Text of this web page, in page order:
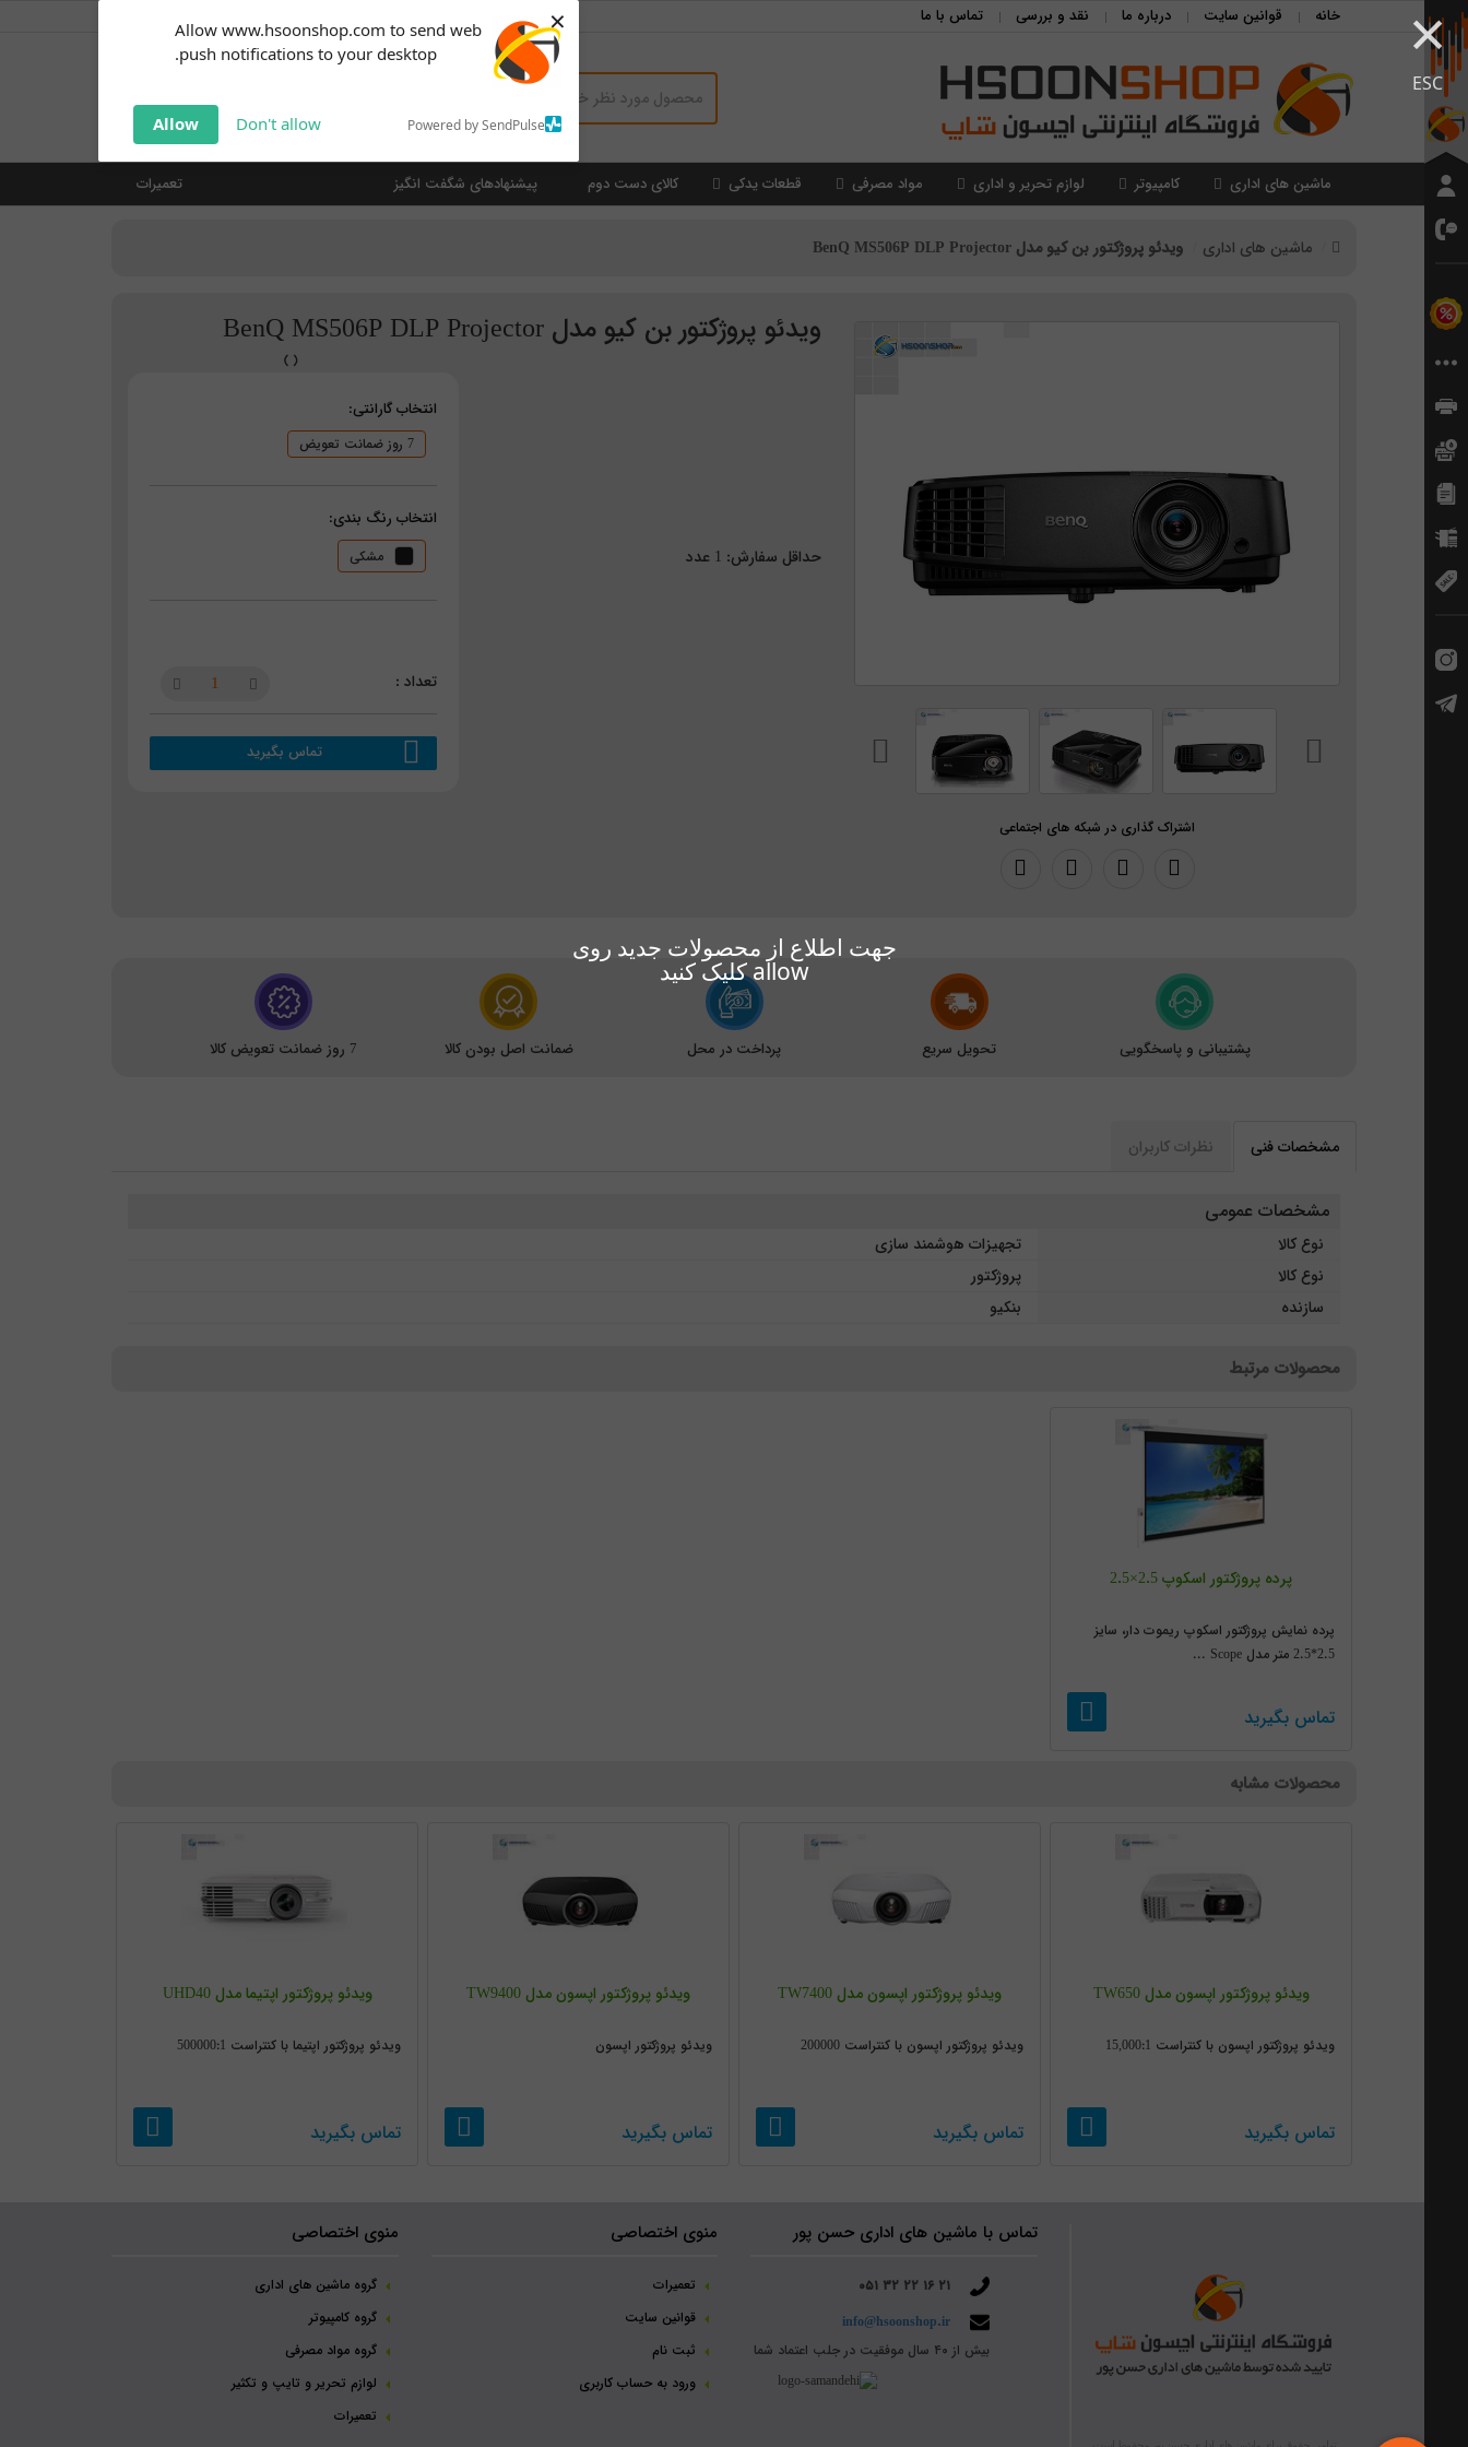
Allow www.hsoonshop.com to send web
push notifications to your desktop.
Powered by SendPulse
Don't allow
Allow
× ×
ESC
جهت اطلاع از محصولات جدید روی
allow کلیک کنید
notifications!
Click the bell icon to enable
خانه قوانین سایت درباره ما نقد و بررسی تماس با ما
ماشین های اداری کامپیوتر لوازم تحریر و اداری مواد مصرفی قطعات یدکی کالای دست دوم پیشنهادهای شگفت انگیز تعمیرات
ماشین های اداری ویدئو پروژکتور بن کیو مدل BenQ MS506P DLP Projector
اشتراک گذاری در شبکه های اجتماعی
ویدئو پروژکتور بن کیو مدل BenQ MS506P DLP Projector
حداقل سفارش: 1 عدد
انتخاب گارانتی:
7 روز ضمانت تعویض
انتخاب رنگ بندی:
مشکی
تماس بگیرید
پشتیبانی و پاسخگویی تحویل سریع پرداخت در محل ضمانت اصل بودن کالا 7 روز ضمانت تعویض کالا
مشخصات فنی نظرات کاربران
مشخصات عمومی
نوع کالا
تجهیزات هوشمند سازی
نوع کالا
پروژکتور
سازنده
بنکیو
محصولات مرتبط
پرده پروژکتور اسکوپ 2.5×2.5
پرده نمایش پروژکتور اسکوپ ریموت دار، سایز
2.5*2.5 متر مدل Scope ...
تماس بگیرید
محصولات مشابه
ویدئو پروژکتور اپسون مدل TW650
ویدئو پروژکتور اپسون با کنتراست 15,000:1
تماس بگیرید
ویدئو پروژکتور اپسون مدل TW7400
ویدئو پروژکتور اپسون با کنتراست 200000
تماس بگیرید
ویدئو پروژکتور اپسون مدل TW9400
ویدئو پروژکتور اپسون
تماس بگیرید
ویدئو پروژکتور اپتیما مدل UHD40
ویدئو پروژکتور اپتیما با کنتراست 500000:1
تماس بگیرید
منوی اختصاصی
گروه ماشین های اداری
گروه کامپیوتر
گروه مواد مصرفی
لوازم تحریر و تایپ و تکثیر
تعمیرات
تماس با ماشین های اداری حسن پور
۰۵۱ ۳۲ ۲۲ ۱۶ ۲۱
info@hsoonshop.ir
بیش از ۴۰ سال موفقیت در جلب اعتماد شما
منوی اختصاصی
تعمیرات
قوانین سایت
ثبت نام‌
ورود به حساب کاربری